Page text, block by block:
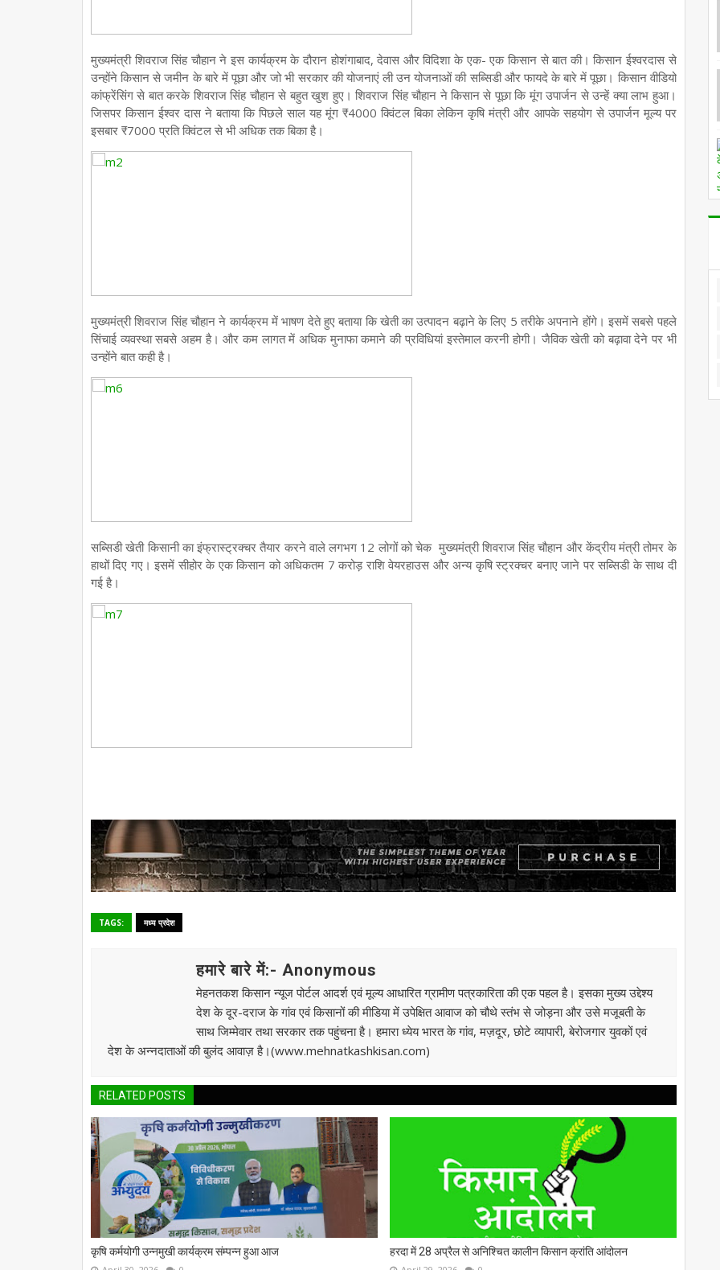
मुख्यमंत्री शिवराज सिंह चौहान ने इस कार्यक्रम के दौरान होशंगाबाद, देवास और विदिशा के एक- एक किसान से बात की। किसान ईश्वरदास से
उन्होंने किसान से जमीन के बारे में पूछा और जो भी सरकार की योजनाएं ली उन योजनाओं की सब्सिडी और फायदे के बारे में पूछा। किसान वीडियो
कांफ्रेंसिंग से बात करके शिवराज सिंह चौहान से बहुत खुश हुए। शिवराज सिंह चौहान ने किसान से पूछा कि मूंग उपार्जन से उन्हें क्या लाभ हुआ।
जिसपर किसान ईश्वर दास ने बताया कि पिछले साल यह मूंग ₹4000 क्विंटल बिका लेकिन कृषि मंत्री और आपके सहयोग से उपार्जन मूल्य पर
इसबार ₹7000 प्रति क्विंटल से भी अधिक तक बिका है।
मुख्यमंत्री शिवराज सिंह चौहान ने कार्यक्रम में भाषण देते हुए बताया कि खेती का उत्पादन बढ़ाने के लिए 5 तरीके अपनाने होंगे। इसमें सबसे पहले
सिंचाई व्यवस्था सबसे अहम है। और कम लागत में अधिक मुनाफा कमाने की प्रविधियां इस्तेमाल करनी होगी। जैविक खेती को बढ़ावा देने पर भी
उन्होंने बात कही है।
सब्सिडी खेती किसानी का इंफ्रास्ट्रक्चर तैयार करने वाले लगभग 12 लोगों को चेक मुख्यमंत्री शिवराज सिंह चौहान और केंद्रीय मंत्री तोमर के
हाथों दिए गए। इसमें सीहोर के एक किसान को अधिकतम 7 करोड़ राशि वेयरहाउस और अन्य कृषि स्ट्रक्चर बनाए जाने पर सब्सिडी के साथ दी
गई है।
TAGS: मध्य प्रदेश
हमारे बारे में:- Anonymous
मेहनतकश किसान न्यूज पोर्टल आदर्श एवं मूल्य आधारित ग्रामीण पत्रकारिता की एक पहल है। इसका मुख्य उद्देश्य
देश के दूर-दराज के गांव एवं किसानों की मीडिया में उपेक्षित आवाज को चौथे स्तंभ से जोड़ना और उसे मजूबती के
साथ जिम्मेवार तथा सरकार तक पहुंचना है। हमारा ध्येय भारत के गांव, मज़दूर, छोटे व्यापारी, बेरोजगार युवकों एवं
देश के अन्नदाताओं की बुलंद आवाज़ है।(www.mehnatkashkisan.com)
RELATED POSTS
कृषि कर्मयोगी उन्नमुखी कार्यक्रम संम्पन्न हुआ आज हरदा में 28 अप्रैल से अनिश्चित कालीन किसान क्रांति आंदोलन